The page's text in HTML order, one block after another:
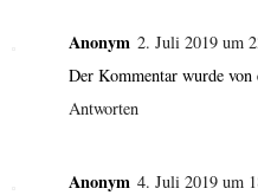
Anonym 2. Juli 2019 um
Der Kommentar wurde
Antworten
Anonym 4. Juli 2019 um